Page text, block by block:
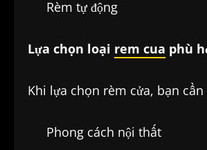
Rèm tự động
Lựa chọn loại rem cua phù
Khi lựa chọn rèm cửa, bạn
Phong cách nội thất